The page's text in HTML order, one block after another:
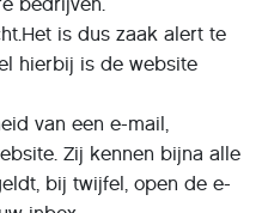
is dus zaak alert te
hierbij is de website
van een e-mail,
Zij kennen bijna alle
bij twijfel, open de e-